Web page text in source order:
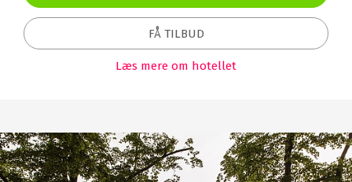
FÅ TILBUD
Læs mere om hotellet